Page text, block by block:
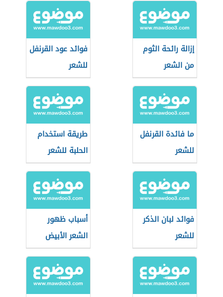
إزالة رائحة الثوم
من الشعر
فوائد عود القرنفل
للشعر
ما فائدة القرنفل
للشعر
طريقة استخدام
الحلبة للشعر
فوائد لبان الذكر
للشعر
أسباب ظهور
الشعر الأبيض